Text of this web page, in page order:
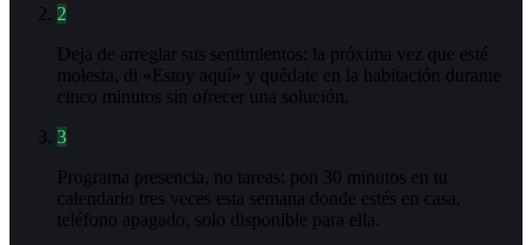
2
Deja de arreglar sus sentimientos: la próxima vez que esté
molesta, di «Estoy aquí» y quédate en la habitación durante
cinco minutos sin ofrecer una solución.
3
Programa presencia, no tareas: pon 30 minutos en tu
calendario tres veces esta semana donde estés en casa,
teléfono apagado, solo disponible para ella.